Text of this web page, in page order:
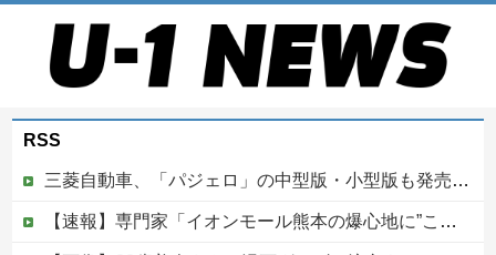
RSS
三菱自動車、「パジェロ」の中型版・小型版も発売へ
【速報】専門家「イオンモール熊本の爆心地に”こんなもの”があったんだけど…」